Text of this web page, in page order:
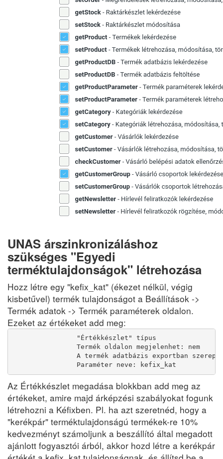
UNAS árszinkronizáláshoz
szükséges "Egyedi
terméktulajdonságok" létrehozása
Hozz létre egy "kefix_kat" (ékezet nélkül, végig
kisbetűvel) termék tulajdonságot a Beállítások ->
Termék adatok -> Termék paraméterek oldalon.
Ezeket az értékeket add meg:
                "Értékkészlet" típus
                Termék oldalon megjelenhet: nem
A termék adatbázis exportban
                Paraméter neve: kefix_kat
Az Értékkészlet megadása blokkban add meg az
értékeket, amire majd árképzési szabályokat fogunk
létrehozni a Kéfixben. Pl. ha azt szeretnéd, hogy a
"kerékpár" terméktulajdonságú termékek-re 10%
kedvezményt számoljunk a beszállító által megadott
ajánlott fogyasztói árból, akkor hozd létre a kerékpár